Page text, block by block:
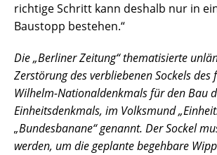
richtige Schritt kann deshalb nur in
Baustopp bestehen.“
Die „Berliner Zeitung“ thematisierte
Zerstörung des verbliebenen Sockels des
Wilhelm-Nationaldenkmals für den Bau
Einheitsdenkmals, im Volksmund
„Bundesbanane“ genannt. Der Sockel
werden, um die geplante begehbare